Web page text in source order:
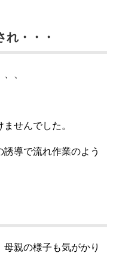
れ・・・
、
せんでした。
導で流れ作業のよう
親の様子も気がかり